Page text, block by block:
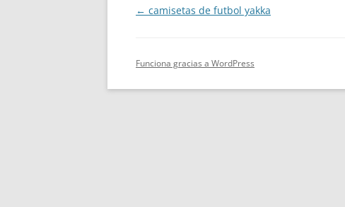
Navegación
← camisetas de futbol yakka
Funciona gracias a WordPress